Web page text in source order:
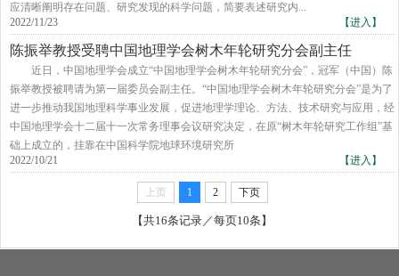
应清晰阐明存在问题、研究发现的科学问题，简要表述研究内...
【进入】
2022/11/23
陈振举教授受聘中国地理学会树木年轮研究分会副主任
​近日，中国地理学会成立“中国地理学会树木年轮研究分会”，冠军（中国）陈
振举教授被聘请为第一届委员会副主任。“中国地理学会树木年轮研究分会”是为了
进一步推动我国地理科学事业发展，促进地理学理论、方法、技术研究与应用，经
中国地理学会十二届十一次常务理事会议研究决定，在原“树木年轮研究工作组”基
础上成立的，挂靠在中国科学院地球环境研究所
【进入】
2022/10/21
上页 1 2 下页
【共16条记录／每页10条】